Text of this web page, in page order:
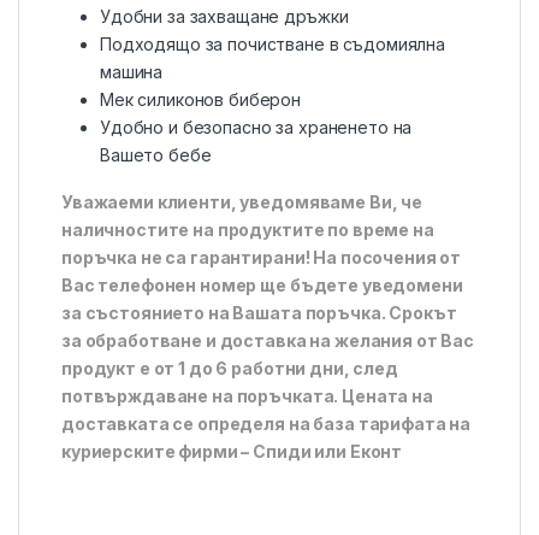
Удобни за захващане дръжки
Подходящо за почистване в съдомиялна
машина
Мек силиконов биберон
Удобно и безопасно за храненето на
Вашето бебе
Уважаеми клиенти, уведомяваме Ви, че
наличностите на продуктите по време на
поръчка не са гарантирани! На посочения от
Вас телефонен номер ще бъдете уведомени
за състоянието на Вашата поръчка. Срокът
за обработване и доставка на желания от Вас
продукт е от 1 до 6 работни дни, след
потвърждаване на поръчката. Цената на
доставката се определя на база тарифата на
куриерските фирми – Спиди или Еконт